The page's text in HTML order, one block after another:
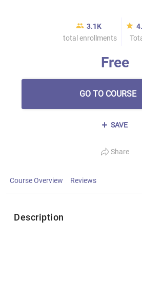
3.1K
total enrollments
Free
GO TO COURSE
SAVE
Share
Course Overview Reviews
Description